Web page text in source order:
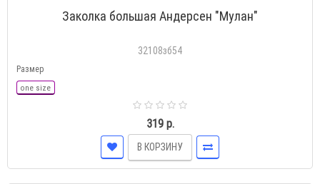
Заколка большая Андерсен "Мулан"
32108зб54
Размер
one size
319 р.
В КОРЗИНУ